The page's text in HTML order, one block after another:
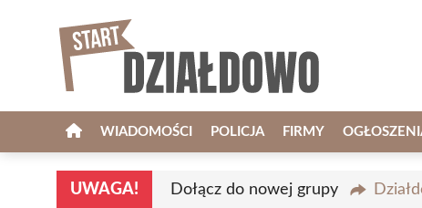
WIADOMOŚCI POLICJA FIRMY
UWAGA! Dołącz do nowej grupy